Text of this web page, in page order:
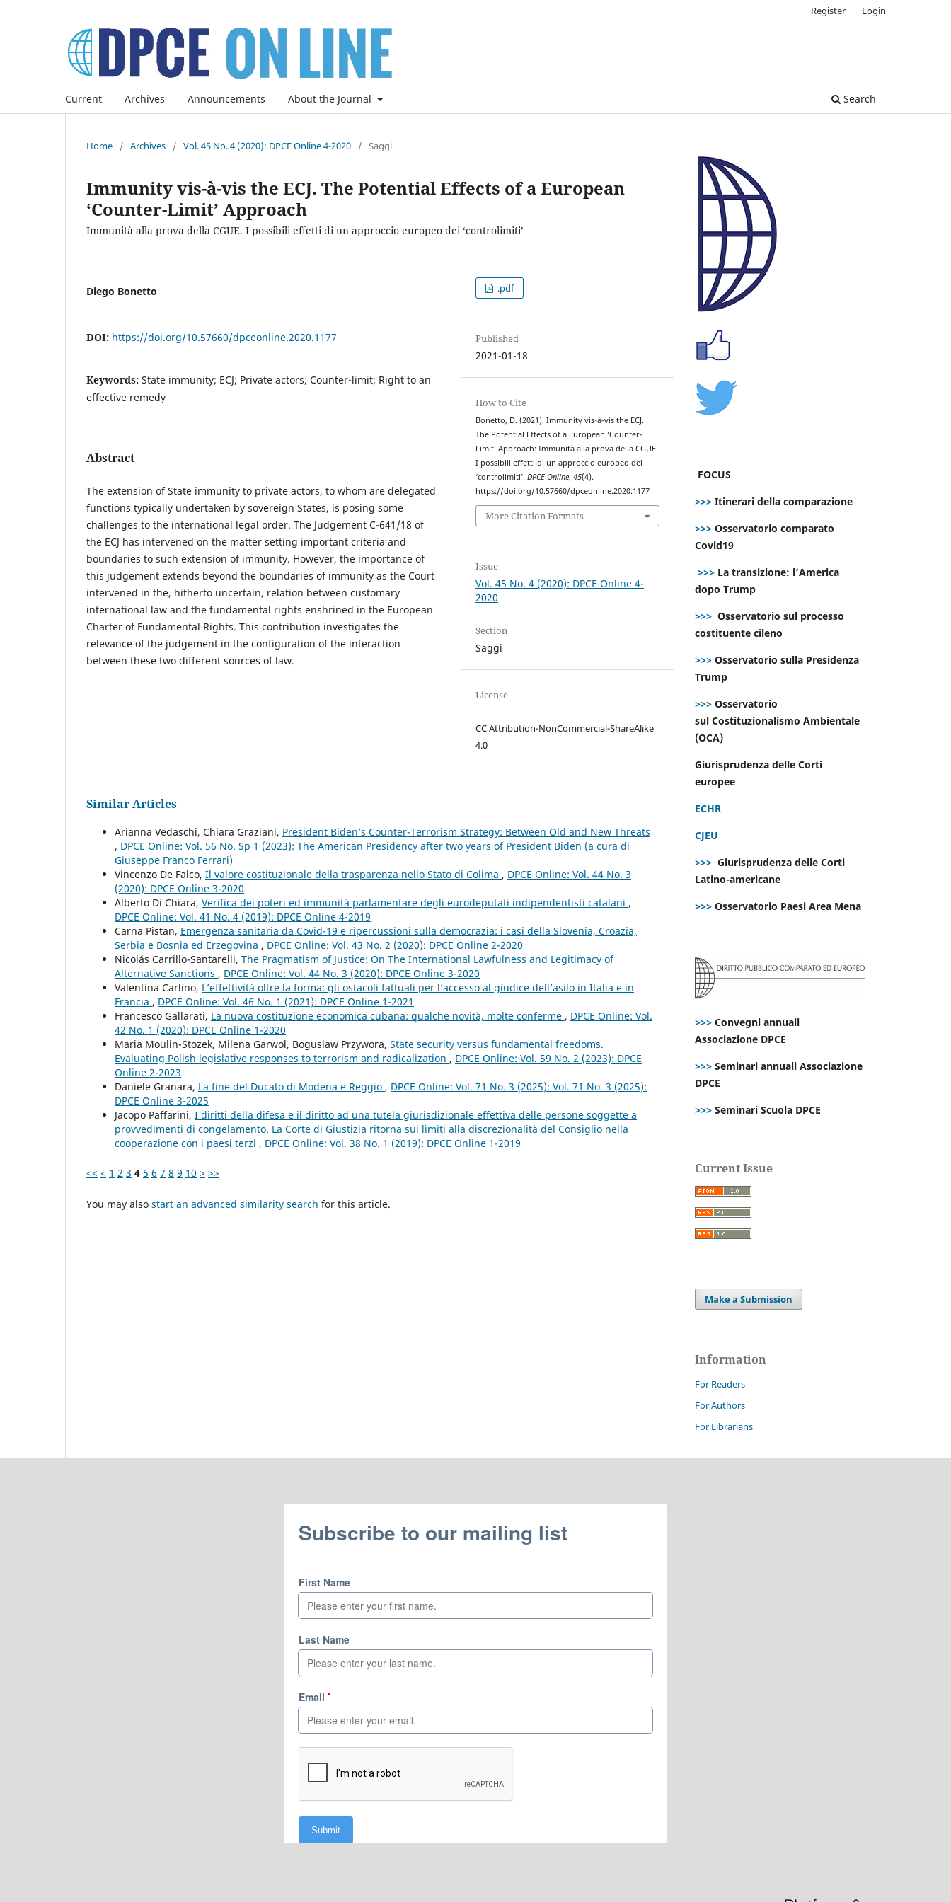
Current Archives Announcements About the Journal Search
Register Login
Home / Archives / Vol. 45 No. 4 (2020): DPCE Online 4-2020 / Saggi
Immunity vis-à-vis the ECJ. The Potential Effects of a European
‘Counter-Limit’ Approach
Immunità alla prova della CGUE. I possibili effetti di un approccio europeo dei ‘controlimiti’
Diego Bonetto
DOI: https://doi.org/10.57660/dpceonline.2020.1177
Keywords: State immunity; ECJ; Private actors; Counter-limit; Right to an
effective remedy
Abstract
The extension of State immunity to private actors, to whom are delegated
functions typically undertaken by sovereign States, is posing some
challenges to the international legal order. The Judgement C-641/18 of
the ECJ has intervened on the matter setting important criteria and
boundaries to such extension of immunity. However, the importance of
this judgement extends beyond the boundaries of immunity as the Court
intervened in the, hitherto uncertain, relation between customary
international law and the fundamental rights enshrined in the European
Charter of Fundamental Rights. This contribution investigates the
relevance of the judgement in the configuration of the interaction
between these two different sources of law.
.pdf
Published
2021-01-18
How to Cite
Bonetto, D. (2021). Immunity vis-à-vis the ECJ.
The Potential Effects of a European ‘Counter-
Limit’ Approach: Immunità alla prova della CGUE.
I possibili effetti di un approccio europeo dei
‘controlimiti’.DPCE Online,45(4).
https://doi.org/10.57660/dpceonline.2020.1177
More Citation Formats
Issue
Vol. 45 No. 4 (2020): DPCE Online 4-
2020
Section
Saggi
License
CC Attribution-NonCommercial-ShareAlike
4.0
Similar Articles
Arianna Vedaschi, Chiara Graziani, President Biden’s Counter-Terrorism Strategy: Between Old and New Threats
, DPCE Online: Vol. 56 No. Sp 1 (2023): The American Presidency after two years of President Biden (a cura di
Giuseppe Franco Ferrari)
Vincenzo De Falco, Il valore costituzionale della trasparenza nello Stato di Colima , DPCE Online: Vol. 44 No. 3
(2020): DPCE Online 3-2020
Alberto Di Chiara, Verifica dei poteri ed immunità parlamentare degli eurodeputati indipendentisti catalani ,
DPCE Online: Vol. 41 No. 4 (2019): DPCE Online 4-2019
Carna Pistan, Emergenza sanitaria da Covid-19 e ripercussioni sulla democrazia: i casi della Slovenia, Croazia,
Serbia e Bosnia ed Erzegovina , DPCE Online: Vol. 43 No. 2 (2020): DPCE Online 2-2020
Nicolás Carrillo-Santarelli, The Pragmatism of Justice: On The International Lawfulness and Legitimacy of
Alternative Sanctions , DPCE Online: Vol. 44 No. 3 (2020): DPCE Online 3-2020
Valentina Carlino, L’effettività oltre la forma: gli ostacoli fattuali per l’accesso al giudice dell’asilo in Italia e in
Francia , DPCE Online: Vol. 46 No. 1 (2021): DPCE Online 1-2021
Francesco Gallarati, La nuova costituzione economica cubana: qualche novità, molte conferme , DPCE Online: Vol.
42 No. 1 (2020): DPCE Online 1-2020
Maria Moulin-Stozek, Milena Garwol, Boguslaw Przywora, State security versus fundamental freedoms.
Evaluating Polish legislative responses to terrorism and radicalization , DPCE Online: Vol. 59 No. 2 (2023): DPCE
Online 2-2023
Daniele Granara, La fine del Ducato di Modena e Reggio , DPCE Online: Vol. 71 No. 3 (2025): Vol. 71 No. 3 (2025):
DPCE Online 3-2025
Jacopo Paffarini, I diritti della difesa e il diritto ad una tutela giurisdizionale effettiva delle persone soggette a
provvedimenti di congelamento. La Corte di Giustizia ritorna sui limiti alla discrezionalità del Consiglio nella
cooperazione con i paesi terzi , DPCE Online: Vol. 38 No. 1 (2019): DPCE Online 1-2019
<< < 1 2 3 4 5 6 7 8 9 10 > >>
You may also start an advanced similarity search for this article.
FOCUS
>>> Itinerari della comparazione
>>> Osservatorio comparato
Covid19
>>> La transizione: l’America
dopo Trump
>>> Osservatorio sul processo
costituente cileno
>>> Osservatorio sulla Presidenza
Trump
>>> Osservatorio
sul Costituzionalismo Ambientale
(OCA)
Giurisprudenza delle Corti
europee
ECHR
CJEU
>>> Giurisprudenza delle Corti
Latino-americane
>>> Osservatorio Paesi Area Mena
>>> Convegni annuali
Associazione DPCE
>>> Seminari annuali Associazione
DPCE
>>> Seminari Scuola DPCE
Current Issue
Make a Submission
Information
For Readers
For Authors
For Librarians